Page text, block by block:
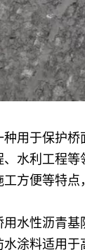
用于保护桥
水利工程等
方便等特
水性沥青基
水涂料适用